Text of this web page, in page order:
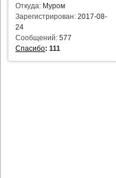
Откуда: Муром
Зарегистрирован: 2017-08-
24
Сообщений: 577
Спасибо: 111